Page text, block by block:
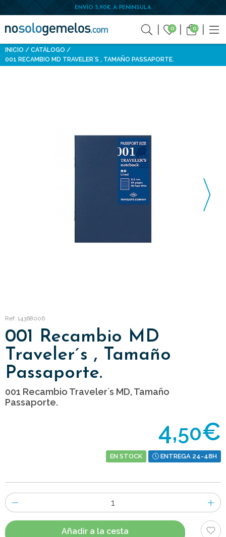
ENVÍO 5,90€ A PENÍNSULA
0 0
INICIO
CATÁLOGO
001 RECAMBIO MD TRAVELER´S , TAMAÑO PASSAPORTE.
Ref: 14368006
001 Recambio MD
Traveler´s , Tamaño
Passaporte.
001 Recambio Traveler´s MD, Tamaño
Passaporte.
4,50€
EN STOCK ENTREGA 24-48H
Número
de
artículos
Añadir a la cesta